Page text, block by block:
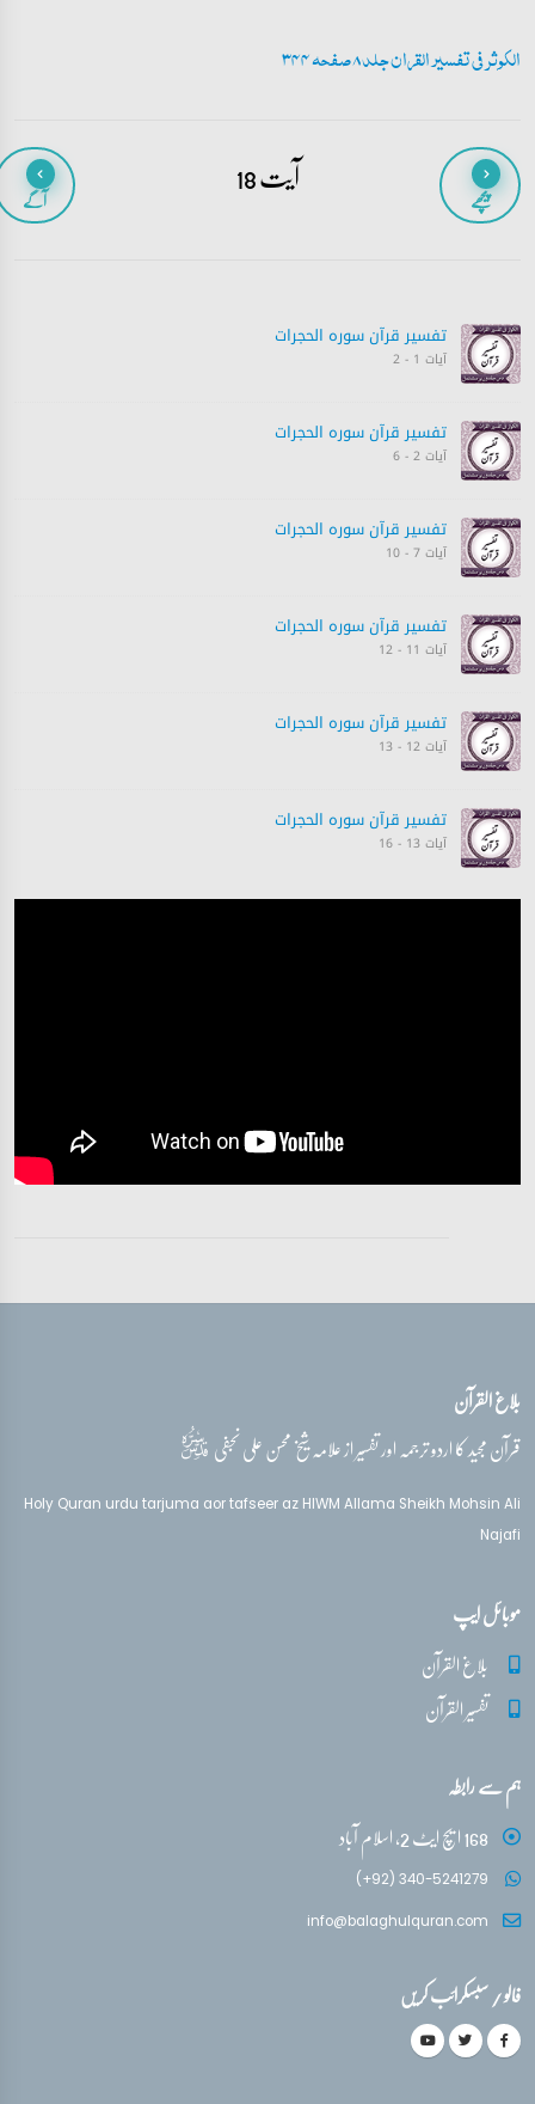
الکوثر فی تفسیر القران جلد 8 صفحہ 344
پیچھے آیت 18 آگے
تفسیر قرآن سورہ ‎الحجرات
آیات 1 - 2
تفسیر قرآن سورہ ‎الحجرات
آیات 2 - 6
تفسیر قرآن سورہ ‎الحجرات
آیات 7 - 10
تفسیر قرآن سورہ ‎الحجرات
آیات 11 - 12
تفسیر قرآن سورہ ‎الحجرات
آیات 12 - 13
تفسیر قرآن سورہ ‎الحجرات
آیات 13 - 16
بلاغ القرآن
قرآن مجید کا اردو ترجمہ اور تفسیر از علامہ شیخ محسن علی نجفیقدس‌سره
Holy Quran urdu tarjuma aor tafseer az HIWM Allama Sheikh Mohsin Ali
Najafi
موبائل ایپ
بلاغ القرآن
تفسیر القرآن
ہم سے رابطہ
168 ایچ ایٹ 2، اسلام آباد
(+92) 340-5241279
info@balaghulquran.com
فالو / سبسکرائب کریں